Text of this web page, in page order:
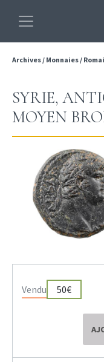
Archives/ Monnaies/
SYRIE,
MOYEN
Vendu 50€